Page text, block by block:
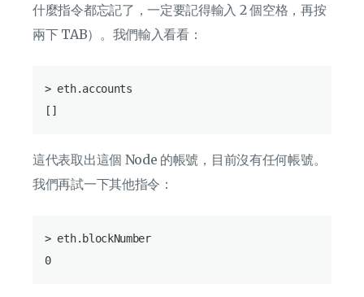
什麼指令都忘記了，一定要記得輸入 2 個空格，再按
兩下 TAB）。我們輸入看看：
> eth.accounts
這代表取出這個 Node 的帳號，目前沒有任何帳號。
我們再試一下其他指令：
> eth.blockNumber
0